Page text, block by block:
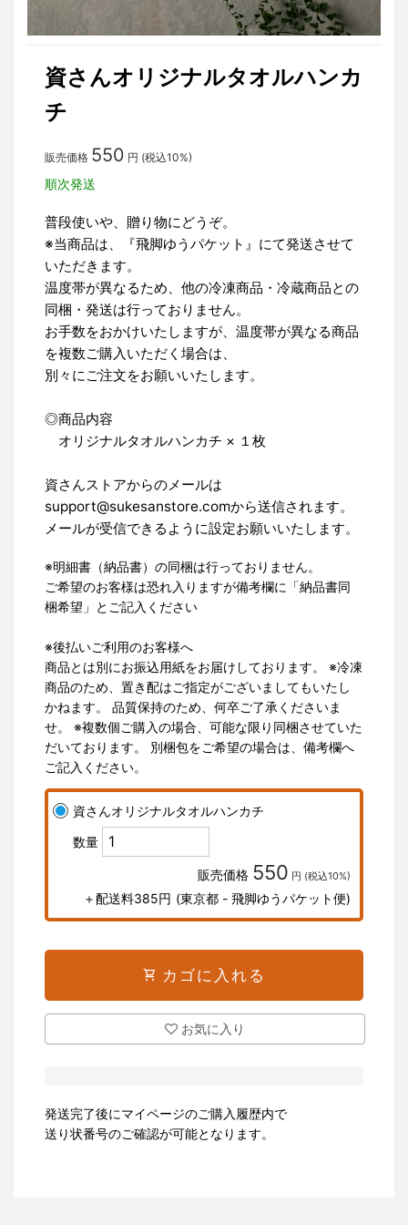
資さんオリジナルタオルハンカ
チ
販売価格 550 円 (税込10%)
順次発送
普段使いや、贈り物にどうぞ。
※当商品は、『飛脚ゆうパケット』にて発送させて
いただきます。
温度帯が異なるため、他の冷凍商品・冷蔵商品との
同梱・発送は行っておりません。
お手数をおかけいたしますが、温度帯が異なる商品
を複数ご購入いただく場合は、
別々にご注文をお願いいたします。
◎商品内容
オリジナルタオルハンカチ × １枚
資さんストアからのメールは
support@sukesanstore.comから送信されます。
メールが受信できるように設定お願いいたします。
※明細書（納品書）の同梱は行っておりません。
ご希望のお客様は恐れ入りますが備考欄に「納品書同
梱希望」とご記入ください
※後払いご利用のお客様へ
商品とは別にお振込用紙をお届けしております。 ※冷凍
商品のため、置き配はご指定がございましてもいたし
かねます。 品質保持のため、何卒ご了承くださいま
せ。 ※複数個ご購入の場合、可能な限り同梱させていた
だいております。 別梱包をご希望の場合は、備考欄へ
ご記入ください。
資さんオリジナルタオルハンカチ
数量
販売価格 550 円 (税込10%)
＋配送料385円 (東京都 - 飛脚ゆうパケット便)
shopping_cart カゴに入れる
お気に入り
発送完了後にマイページのご購入履歴内で
送り状番号のご確認が可能となります。